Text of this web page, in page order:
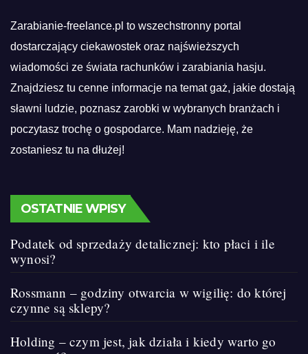
Zarabianie-freelance.pl to wszechstronny portal
dostarczający ciekawostek oraz najświeższych
wiadomości ze świata rachunków i zarabiania hasju.
Znajdziesz tu cenne informacje na temat gaż, jakie dostają
sławni ludzie, poznasz zarobki w wybranych branżach i
poczytasz trochę o gospodarce. Mam nadzieję, że
zostaniesz tu na dłużej!
OSTATNIE WPISY
Podatek od sprzedaży detalicznej: kto płaci i ile
wynosi?
Rossmann – godziny otwarcia w wigilię: do której
czynne są sklepy?
Holding – czym jest, jak działa i kiedy warto go